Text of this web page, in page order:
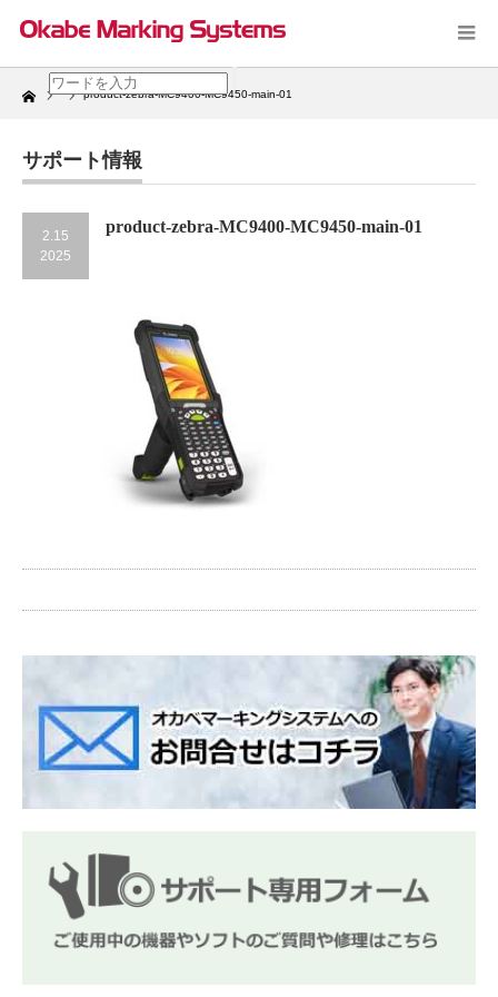
Home product-zebra-MC9400-MC9450-main-01
サポート情報
2.15
2025
product-zebra-MC9400-MC9450-main-01